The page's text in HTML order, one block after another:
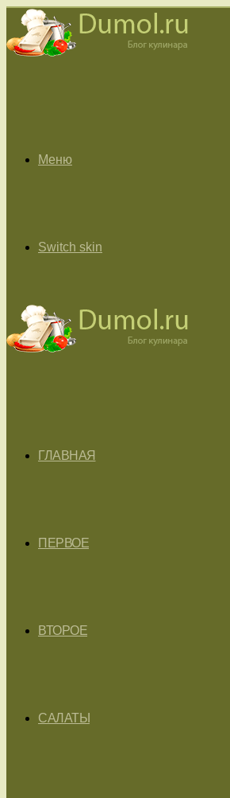
Меню
Switch skin
ГЛАВНАЯ
ПЕРВОЕ
ВТОРОЕ
САЛАТЫ